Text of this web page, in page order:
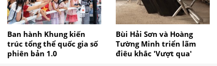
Ban hành Khung kiến
trúc tổng thể quốc gia số
phiên bản 1.0
Bùi Hải Sơn và Hoàng
Tường Minh triển lãm
điêu khắc 'Vượt qua'